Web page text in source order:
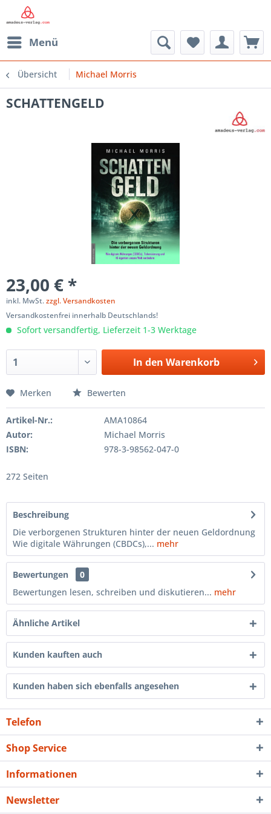
Menü
Übersicht Michael Morris
SCHATTENGELD
23,00 € *
inkl. MwSt.zzgl. Versandkosten
Versandkostenfrei innerhalb Deutschlands!
Sofort versandfertig, Lieferzeit 1-3 Werktage
In den Warenkorb
Merken Bewerten
Artikel-Nr.:
AMA10864
Autor:
Michael Morris
ISBN:
978-3-98562-047-0
272 Seiten
Beschreibung
Die verborgenen Strukturen hinter der neuen Geldordnung
Wie digitale Währungen (CBDCs),... mehr
Bewertungen
0
Bewertungen lesen, schreiben und diskutieren... mehr
Ähnliche Artikel
Kunden kauften auch
Kunden haben sich ebenfalls angesehen
Telefon
Shop Service
Informationen
Newsletter